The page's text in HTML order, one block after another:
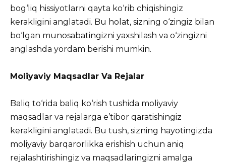
bog‘liq hissiyotlarni qayta ko‘rib chiqishingiz
kerakligini anglatadi. Bu holat, sizning o‘zingiz bilan
bo‘lgan munosabatingizni yaxshilash va o‘zingizni
anglashda yordam berishi mumkin.
Moliyaviy Maqsadlar Va Rejalar
Baliq to‘rida baliq ko‘rish tushida moliyaviy
maqsadlar va rejalarga e’tibor qaratishingiz
kerakligini anglatadi. Bu tush, sizning hayotingizda
moliyaviy barqarorlikka erishish uchun aniq
rejalashtirishingiz va maqsadlaringizni amalga